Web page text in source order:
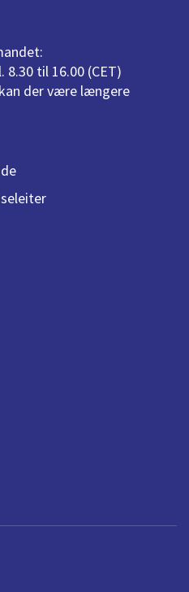
til 16.00 (CET)
der være længere